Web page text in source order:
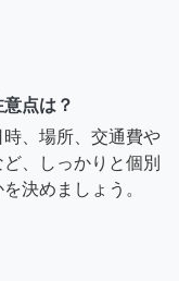
点は？
、場所、交通費や
、しっかりと個別
決めましょう。